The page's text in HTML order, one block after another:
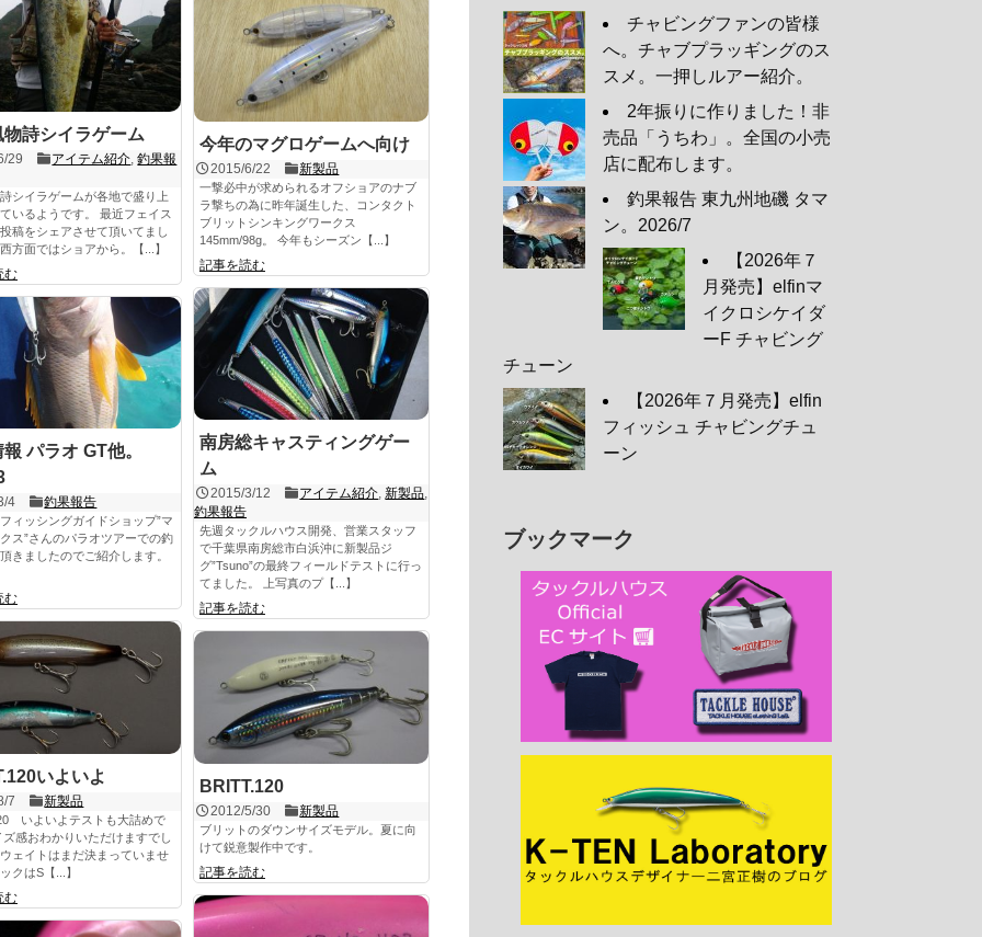
物詩シイラゲーム
29 アイテム紹介,釣果報
シイラゲームが各地で盛り上
いるようです。 最近フェイス
稿をシェアさせて頂いてまし
方面ではショアから。【...】
む
今年のマグロゲームへ向け
2015/6/22 新製品
一撃必中が求められるオフショアのナブ
ラ撃ちの為に昨年誕生した、コンタクト
ブリットシンキングワークス
145mm/98g。 今年もシーズン【...】
記事を読む
南房総キャスティングゲー
ム
2015/3/12 アイテム紹介,新製品,
釣果報告
先週タックルハウス開発、営業スタッフ
で千葉県南房総市白浜沖に新製品ジ
グ”Tsuno”の最終フィールドテストに行っ
てました。 上写真のプ【...】
記事を読む
パラオ GT他。
4 釣果報告
ィッシングガイドショップ”マ
ス”さんのパラオツアーでの釣
きましたのでご紹介します。
む
いよいよ
7 新製品
いよいよテストも大詰めで
ズ感おわかりいただけますでし
ェイトはまだ決まっていませ
クはS【...】
む
BRITT.120
2012/5/30 新製品
ブリットのダウンサイズモデル。夏に向
けて鋭意製作中です。
記事を読む
チャビングファンの皆様
へ。チャブプラッギングのス
スメ。一押しルアー紹介。
2年振りに作りました！非
売品「うちわ」。全国の小売
店に配布します。
釣果報告 東九州地磯 タマ
ン。2026/7
【2026年７
月発売】elfinマ
イクロシケイダ
ーF チャビング
チューン
【2026年７月発売】elfin
フィッシュ チャビングチュ
ーン
ブックマーク